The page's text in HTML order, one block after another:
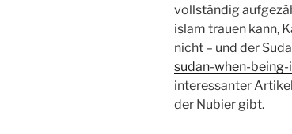
vollständig
islam trauen kann,
nicht – und der
sudan-when-
interessanter
der Nubier gibt.